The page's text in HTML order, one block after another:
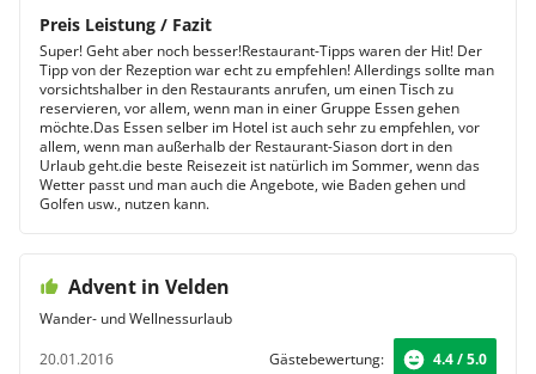
Preis Leistung / Fazit
Super! Geht aber noch besser!Restaurant-Tipps waren der Hit! Der
Tipp von der Rezeption war echt zu empfehlen! Allerdings sollte man
vorsichtshalber in den Restaurants anrufen, um einen Tisch zu
reservieren, vor allem, wenn man in einer Gruppe Essen gehen
möchte.Das Essen selber im Hotel ist auch sehr zu empfehlen, vor
allem, wenn man außerhalb der Restaurant-Siason dort in den
Urlaub geht.die beste Reisezeit ist natürlich im Sommer, wenn das
Wetter passt und man auch die Angebote, wie Baden gehen und
Golfen usw., nutzen kann.
Advent in Velden
Wander- und Wellnessurlaub
20.01.2016
Gästebewertung: 4.4 / 5.0